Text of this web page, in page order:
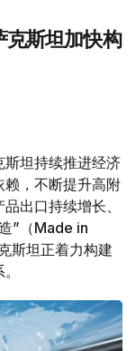
斯坦加快构
斯坦持续推进经济
赖，不断提升高附
出口持续增长、
”（Made in
斯坦正着力构建